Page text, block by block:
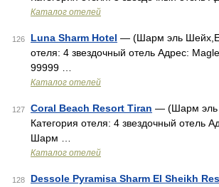
Каталог отелей
126 Luna Sharm Hotel — (Шарм эль
отеля: 4 звездочный отель Адрес:
99999 …
Каталог отелей
127 Coral Beach Resort Tiran — (Шарм эль
Категория отеля: 4 звездочный отель
Шарм …
Каталог отелей
128 Dessole Pyramisa Sharm El Sheikh